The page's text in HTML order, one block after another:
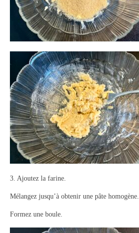
Sauces
Boissons
Sans alcool
Cocktails
A propos
Accueil
3. Ajoutez la farine.
Mélangez jusqu’à obtenir une pâte homogène.
Formez une boule.